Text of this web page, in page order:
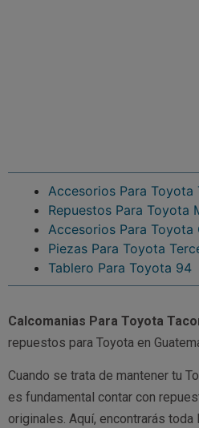
Accesorios Para Toyota
Repuestos Para Toyota
Accesorios Para Toyota
Piezas Para Toyota
Tablero Para Toyota 94
Calcomanias Para Toyota
repuestos para Toyota en
Cuando se trata de mantener tu
es fundamental contar con
originales. Aquí, encontrarás